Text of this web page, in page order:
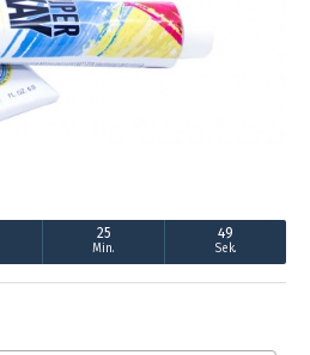
25
Min.
48
Sek.